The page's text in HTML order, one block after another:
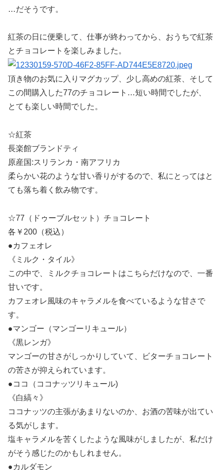
…だそうです。
紅茶の日に便乗して、仕事が終わってから、おうちで紅茶
とチョコレートを楽しみました。
頂き物のお気に入りマグカップ、少し高めの紅茶、そして
この間購入した77のチョコレート…短い時間でしたが、
とても楽しい時間でした。
☆紅茶
長楽館ブランドティ
原産国:スリランカ・南アフリカ
柔らかい花のような甘い香りがするので、私にとってはと
ても落ち着く飲み物です。
☆77（ドゥーブルセット）チョコレート
各￥200（税込）
●カフェオレ
《ミルク・タイル》
この中で、ミルクチョコレートはこちらだけなので、一番
甘いです。
カフェオレ風味のキャラメルを食べているような甘さで
す。
●マンゴー（マンゴーリキュール）
《黒レンガ》
マンゴーの甘さがしっかりしていて、ビターチョコレート
の苦さが抑えられています。
●ココ（ココナッツリキュール)
《白縞々》
ココナッツの主張があまりないのか、お酒の苦味が出てい
る気がします。
塩キャラメルを苦くしたような風味がしましたが、私だけ
がそう感じたのかもしれません。
●カルダモン